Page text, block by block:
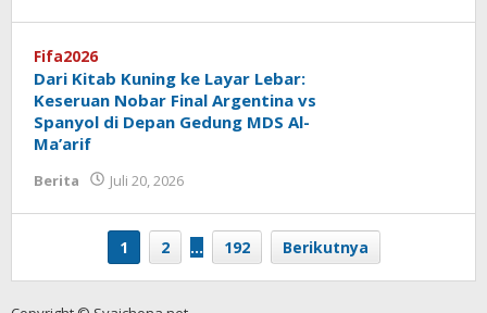
Fifa2026
Dari Kitab Kuning ke Layar Lebar:
Keseruan Nobar Final Argentina vs
Spanyol di Depan Gedung MDS Al-
Ma’arif
Berita Juli 20, 2026
1 2 … 192 Berikutnya